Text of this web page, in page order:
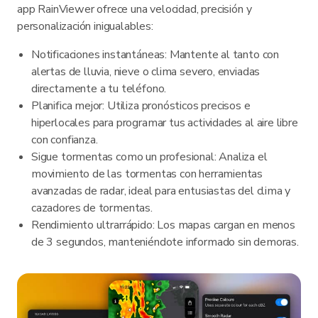
app RainViewer ofrece una velocidad, precisión y
personalización inigualables:
Notificaciones instantáneas: Mantente al tanto con
alertas de lluvia, nieve o clima severo, enviadas
directamente a tu teléfono.
Planifica mejor: Utiliza pronósticos precisos e
hiperlocales para programar tus actividades al aire libre
con confianza.
Sigue tormentas como un profesional: Analiza el
movimiento de las tormentas con herramientas
avanzadas de radar, ideal para entusiastas del clima y
cazadores de tormentas.
Rendimiento ultrarrápido: Los mapas cargan en menos
de 3 segundos, manteniéndote informado sin demoras.